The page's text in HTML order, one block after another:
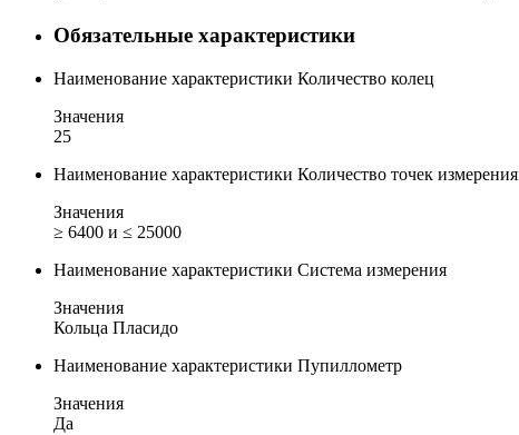
Обязательные характеристики
Наименование характеристики Количество колец
Значения
25
Наименование характеристики Количество точек измерения
Значения
≥ 6400 и ≤ 25000
Наименование характеристики Система измерения
Значения
Кольца Пласидо
Наименование характеристики Пупиллометр
Значения
Да